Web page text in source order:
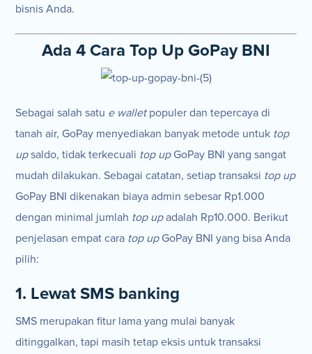
bisnis Anda.
Ada 4 Cara Top Up GoPay BNI
Sebagai salah satu e wallet populer dan tepercaya di
tanah air, GoPay menyediakan banyak metode untuk top
upsaldo, tidak terkecuali top up GoPay BNI yang sangat
mudah dilakukan. Sebagai catatan, setiap transaksi top up
GoPay BNI dikenakan biaya admin sebesar Rp1.000
dengan minimal jumlah top upadalah Rp10.000. Berikut
penjelasan empat cara top up GoPay BNI yang bisa Anda
pilih:
1. Lewat SMS banking
SMS merupakan fitur lama yang mulai banyak
ditinggalkan, tapi masih tetap eksis untuk transaksi